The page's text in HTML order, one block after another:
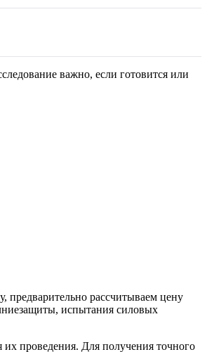
важно, если готовится или
предварительно рассчитываем цену
испытания силовых
их проведения. Для получения точного